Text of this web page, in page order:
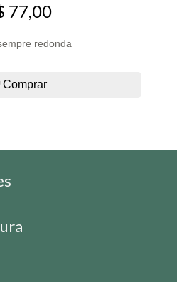
77,00
redonda
Comprar